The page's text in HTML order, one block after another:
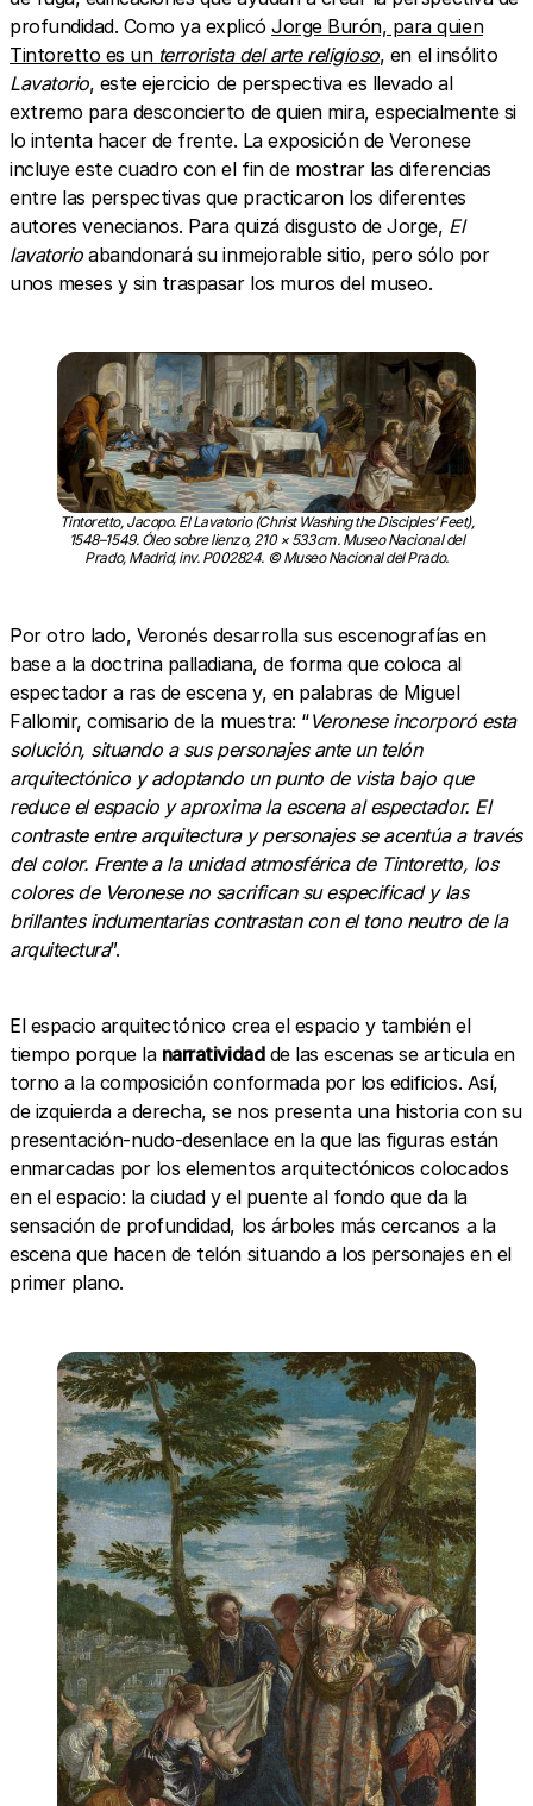
profundidad. Como ya explicóJorge Burón, para quien
Tintoretto es un terrorista del arte religioso, en el insólito
Lavatorio, este ejercicio de perspectiva es llevado al
extremo para desconcierto de quien mira, especialmente si
lo intenta hacer de frente. La exposición de Veronese
incluye este cuadro con el fin de mostrar las diferencias
entre las perspectivas que practicaron los diferentes
autores venecianos. Para quizá disgusto de Jorge, El
lavatorioabandonará su inmejorable sitio, pero sólo por
unos meses y sin traspasar los muros del museo.
Tintoretto, Jacopo. El Lavatorio (Christ Washing the Disciples’ Feet),
1548–1549. Óleo sobre lienzo, 210 × 533 cm. Museo Nacional del
Prado, Madrid, inv. P002824. © Museo Nacional del Prado.
Por otro lado, Veronés desarrolla sus escenografías en
base a la doctrina palladiana, de forma que coloca al
espectador a ras de escena y, en palabras de Miguel
Fallomir, comisario de la muestra: “Veronese incorporó esta
solución, situando a sus personajes ante un telón
arquitectónico y adoptando un punto de vista bajo que
reduce el espacio y aproxima la escena al espectador. El
contraste entre arquitectura y personajes se acentúa a través
del color. Frente a la unidad atmosférica de Tintoretto, los
colores de Veronese no sacrifican su especificad y las
brillantes indumentarias contrastan con el tono neutro de la
arquitectura”.
El espacio arquitectónico crea el espacio y también el
tiempo porque la narratividadde las escenas se articula en
torno a la composición conformada por los edificios. Así,
de izquierda a derecha, se nos presenta una historia con su
presentación-nudo-desenlace en la que las figuras están
enmarcadas por los elementos arquitectónicos colocados
en el espacio: la ciudad y el puente al fondo que da la
sensación de profundidad, los árboles más cercanos a la
escena que hacen de telón situando a los personajes en el
primer plano.